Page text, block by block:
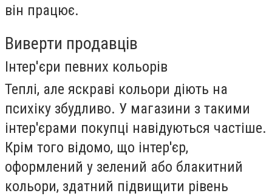
він працює.
Виверти продавців
Інтер'єри певних кольорів
Теплі, але яскраві кольори діють на
психіку збудливо. У магазини з такими
інтер'єрами покупці навідуються частіше.
Крім того відомо, що інтер'єр,
оформлений у зелений або блакитний
кольори, здатний підвищити рівень